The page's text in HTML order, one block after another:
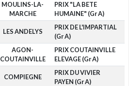
MOULINS-LA-
MARCHE
PRIX "LA BETE
HUMAINE" (Gr A)
LES ANDELYS
PRIX DE L'IMPARTIAL
(Gr A)
AGON-
COUTAINVILLE
PRIX COUTAINVILLE
ELEVAGE (Gr A)
COMPIEGNE
PRIX DU VIVIER
PAYEN (Gr A)